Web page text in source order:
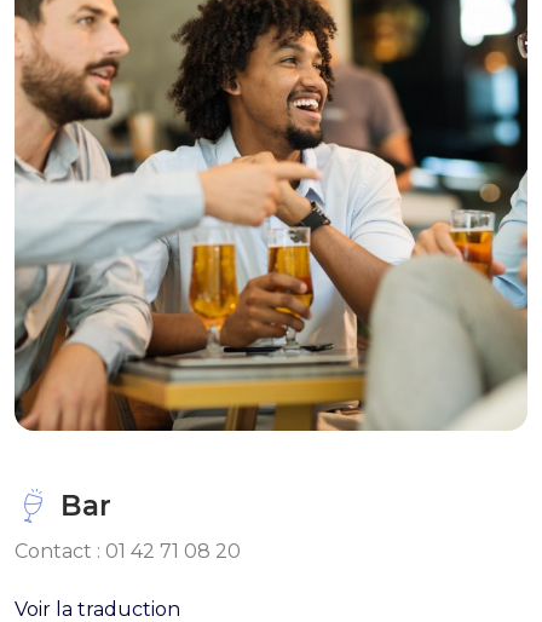
Bar
Contact : 01 42 71 08 20
Voir la traduction